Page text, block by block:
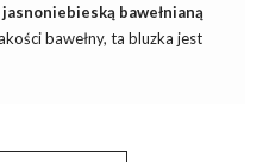
jasnoniebieską bawełnianą
bawełny, ta bluzka jest